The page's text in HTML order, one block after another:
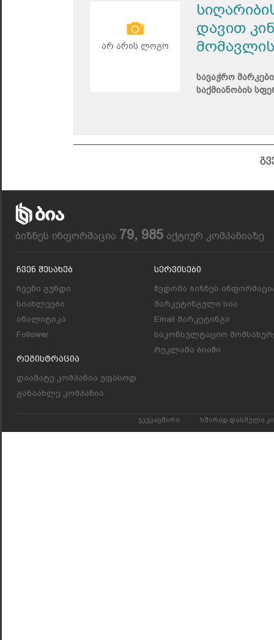
არ არის ლოგო
დავით
სავაჭრო
საქმიანობის
ბიზნეს ინფორმაცია 79, 985 აქტიურ კომპანიაზე
Ჩვენ Შესახებ
ჩვენი გუნდი
სიახლეები
ანალიტიკა
Follower
Რეგისტრაცია
დაამატე კომპანია უფასოდ
განაახლე კომპანია
Სერვისები
წვდომა ბიზნეს
მარკეტინგული სია
Email მარკეტინგი
საკონსულტაციო
რეკლამა ბიაში
უკუკავშირი ხშირად დასმული